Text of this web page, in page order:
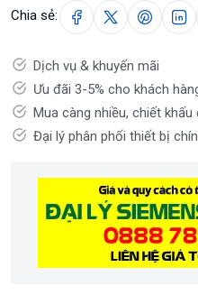
Chia sẻ:
Dịch vụ & khuyến mãi
Ưu đãi 3-5% cho khách
Mua càng nhiều, chiết khấu
Đại lý phân phối thiết bị